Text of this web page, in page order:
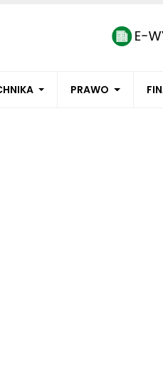
PRAWO